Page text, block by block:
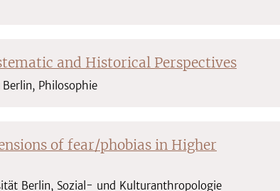
and Historical Perspectives
Philosophie
of fear/phobias in Higher
Berlin, Sozial- und Kulturanthropologie